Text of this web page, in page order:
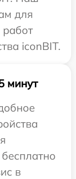
для
iconBIT.
минут
в